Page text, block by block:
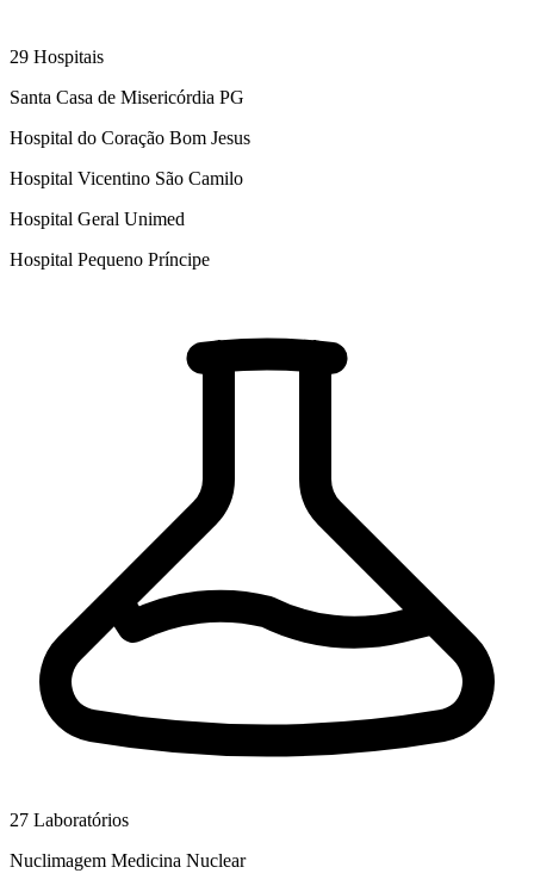
29 Hospitais
Santa Casa de Misericórdia PG
Hospital do Coração Bom Jesus
Hospital Vicentino São Camilo
Hospital Geral Unimed
Hospital Pequeno Príncipe
27 Laboratórios
Nuclimagem Medicina Nuclear